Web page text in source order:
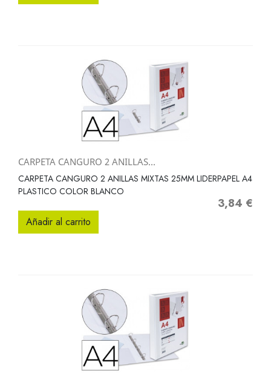
CARPETA CANGURO 2 ANILLAS...
CARPETA CANGURO 2 ANILLAS MIXTAS 25MM LIDERPAPEL A4
PLASTICO COLOR BLANCO
Precio
3,84 €
Añadir al carrito